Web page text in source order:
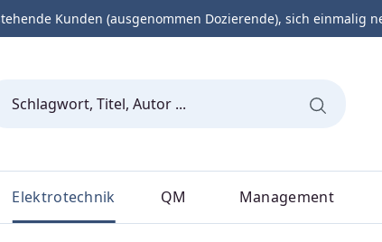
Kunden (ausgenommen Dozierende), sich einmalig
Elektrotechnik QM Management